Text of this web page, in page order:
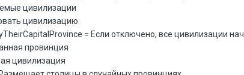
цивилизации
цивилизацию
= Если отключено, все цивилизации
провинция
цивилизация